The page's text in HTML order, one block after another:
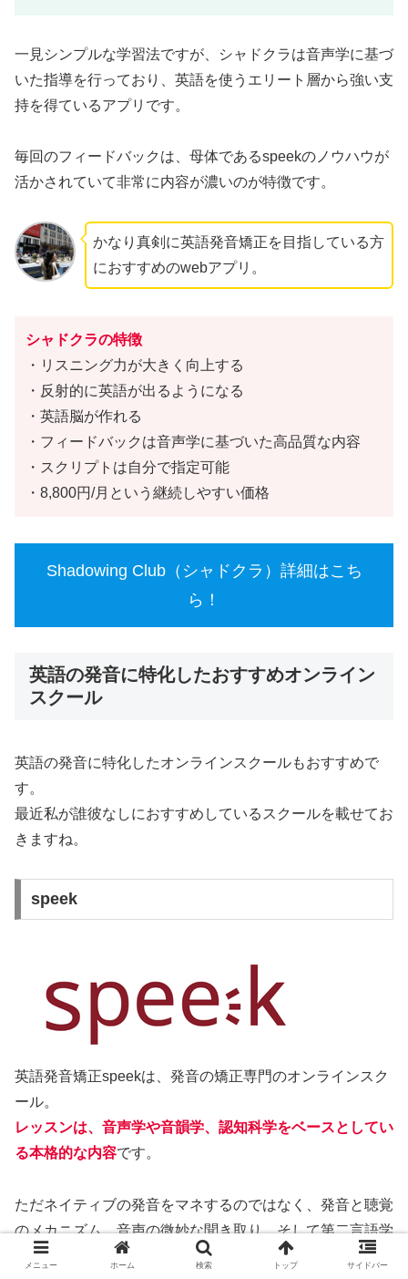
一見シンプルな学習法ですが、シャドクラは音声学に基づ
いた指導を行っており、英語を使うエリート層から強い支
持を得ているアプリです。
毎回のフィードバックは、母体であるspeekのノウハウが
活かされていて非常に内容が濃いのが特徴です。
かなり真剣に英語発音矯正を目指している方
におすすめのwebアプリ。
シャドクラの特徴
・リスニング力が大きく向上する
・反射的に英語が出るようになる
・英語脳が作れる
・フィードバックは音声学に基づいた高品質な内容
・スクリプトは自分で指定可能
・8,800円/月という継続しやすい価格
Shadowing Club（シャドクラ）詳細はこち
ら！
英語の発音に特化したおすすめオンライン
スクール
英語の発音に特化したオンラインスクールもおすすめで
す。
最近私が誰彼なしにおすすめしているスクールを載せてお
きますね。
speek
英語発音矯正speekは、発音の矯正専門のオンラインスク
ール。
レッスンは、音声学や音韻学、認知科学をベースとしてい
る本格的な内容です。
ただネイティブの発音をマネするのではなく、発音と聴覚
のメカニズム、音声の微妙な聞き取り、そして第二言語学
習者に見られる発音の癖を考慮して開発されています。
メニュー ホーム 検索 トップ サイドバー